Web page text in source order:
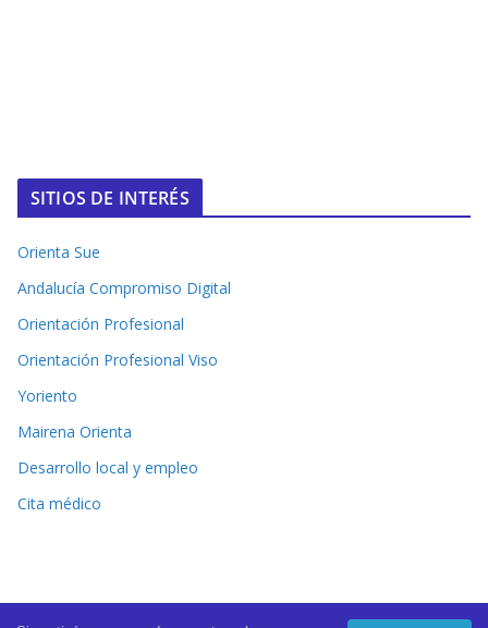
SITIOS DE INTERÉS
Orienta Sue
Andalucía Compromiso Digital
Orientación Profesional
Orientación Profesional Viso
Yoriento
Mairena Orienta
Desarrollo local y empleo
Cita médico